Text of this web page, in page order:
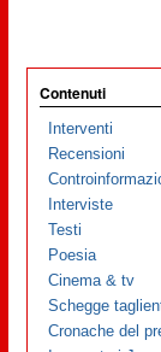
Contenuti
Interventi
Recensioni
Interviste
Testi
Poesia
Cinema & tv
Schegge
Cronache del